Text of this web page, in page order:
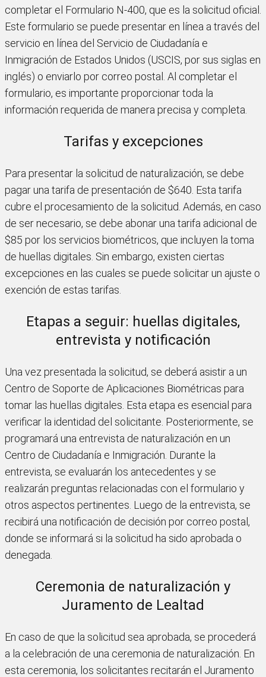
completar el Formulario N-400, que es la solicitud oficial.
Este formulario se puede presentar en línea a través del
servicio en línea del Servicio de Ciudadanía e
Inmigración de Estados Unidos (USCIS, por sus siglas en
inglés) o enviarlo por correo postal. Al completar el
formulario, es importante proporcionar toda la
información requerida de manera precisa y completa.
Tarifas y excepciones
Para presentar la solicitud de naturalización, se debe
pagar una tarifa de presentación de $640. Esta tarifa
cubre el procesamiento de la solicitud. Además, en caso
de ser necesario, se debe abonar una tarifa adicional de
$85 por los servicios biométricos, que incluyen la toma
de huellas digitales. Sin embargo, existen ciertas
excepciones en las cuales se puede solicitar un ajuste o
exención de estas tarifas.
Etapas a seguir: huellas digitales,
entrevista y notificación
Una vez presentada la solicitud, se deberá asistir a un
Centro de Soporte de Aplicaciones Biométricas para
tomar las huellas digitales. Esta etapa es esencial para
verificar la identidad del solicitante. Posteriormente, se
programará una entrevista de naturalización en un
Centro de Ciudadanía e Inmigración. Durante la
entrevista, se evaluarán los antecedentes y se
realizarán preguntas relacionadas con el formulario y
otros aspectos pertinentes. Luego de la entrevista, se
recibirá una notificación de decisión por correo postal,
donde se informará si la solicitud ha sido aprobada o
denegada.
Ceremonia de naturalización y
Juramento de Lealtad
En caso de que la solicitud sea aprobada, se procederá
a la celebración de una ceremonia de naturalización. En
esta ceremonia, los solicitantes recitarán el Juramento